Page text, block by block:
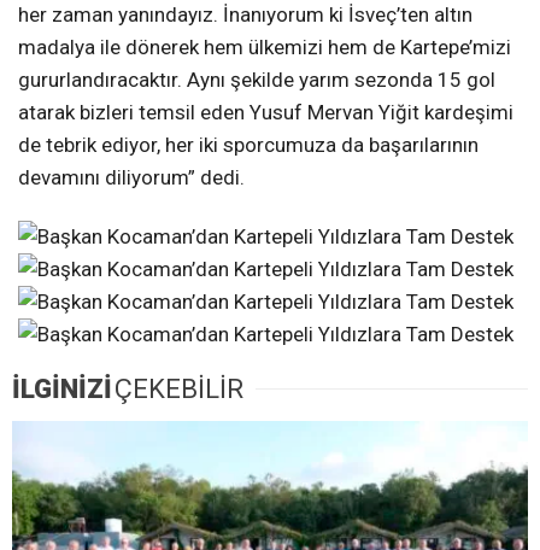
her zaman yanındayız. İnanıyorum ki İsveç’ten altın
madalya ile dönerek hem ülkemizi hem de Kartepe’mizi
gururlandıracaktır. Aynı şekilde yarım sezonda 15 gol
atarak bizleri temsil eden Yusuf Mervan Yiğit kardeşimi
de tebrik ediyor, her iki sporcumuza da başarılarının
devamını diliyorum” dedi.
İLGİNİZİÇEKEBİLİR